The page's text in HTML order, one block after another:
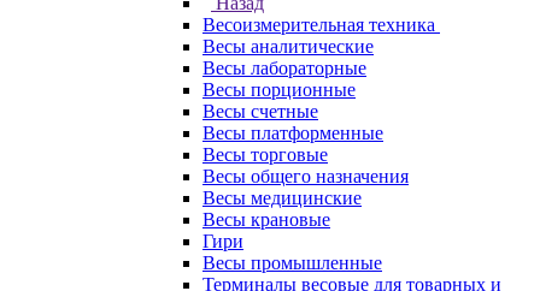
Весоизмерительная техника
Весы аналитические
Весы лабораторные
Весы порционные
Весы счетные
Весы платформенные
Весы торговые
Весы общего назначения
Весы медицинские
Весы крановые
Гири
Весы промышленные
Терминалы весовые для товарных и